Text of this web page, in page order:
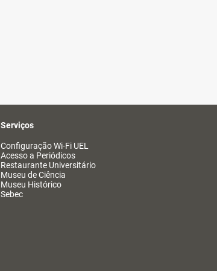
Serviços
Configuração Wi-Fi UEL
Acesso a Periódicos
Restaurante Universitário
Museu de Ciência
Museu Histórico
Sebec